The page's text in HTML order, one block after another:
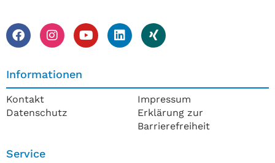
Informationen
Kontakt
Datenschutz
Impressum
Erklärung zur
Barrierefreiheit
Service